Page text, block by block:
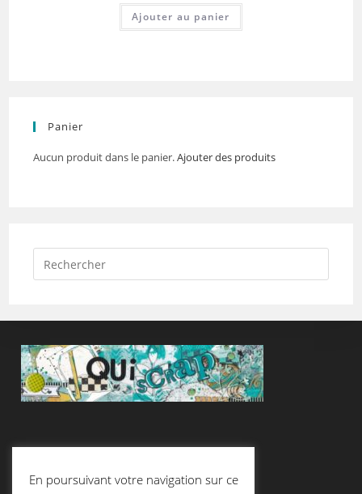
Ajouter au panier
Panier
Aucun produit dans le panier.Ajouter des produits
En poursuivant votre navigation sur ce